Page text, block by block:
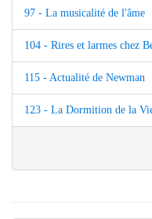
97 - La musicalité de l'âme
104 - Rires et larmes chez
115 - Actualité de Newman
123 - La Dormition de la